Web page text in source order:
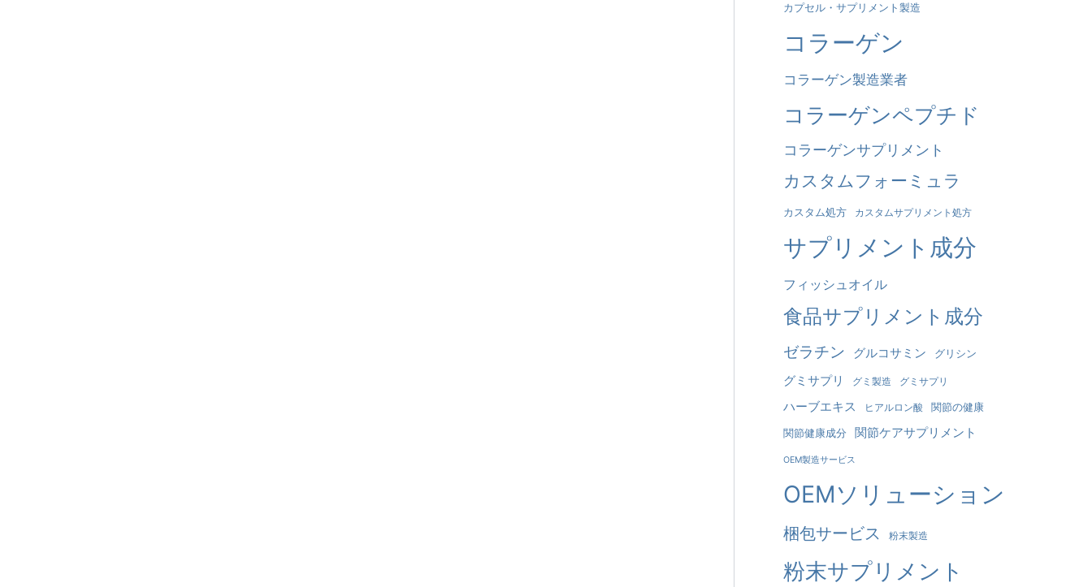
も
の
カプセル・サプリメント製造
コラーゲン
コラーゲン製造業者
コラーゲンペプチド
コラーゲンサプリメント
カスタムフォーミュラ
カスタム処方 カスタムサプリメント処方
サプリメント成分
フィッシュオイル
食品サプリメント成分
ゼラチン グルコサミン グリシン
グミサプリ グミ製造 グミサプリ
ハーブエキス ヒアルロン酸
関節の健康
関節健康成分
関節ケアサプリメント
OEM製造サービス
OEMソリューション
梱包サービス 粉末製造
粉末サプリメント